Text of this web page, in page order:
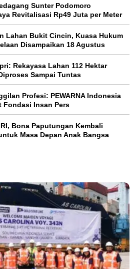
Sunter Podomoro
Revitalisasi Rp49 Juta per Meter
Lahan Bukit Cincin, Kuasa Hukum
Disampaikan 18 Agustus
Rekayasa Lahan 112 Hektar
Sampai Tuntas
Profesi: PEWARNA Indonesia
Fondasi Insan Pers
Bona Paputungan Kembali
Masa Depan Anak Bangsa